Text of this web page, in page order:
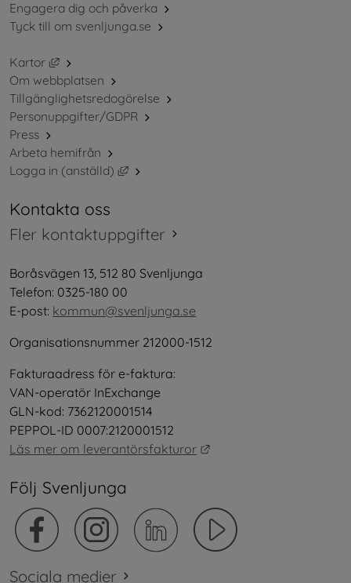
Engagera dig och påverka
Tyck till om svenljunga.se
Kartor
Länk till annan webbplats, öppnas i nytt fönster.
Om webbplatsen
Tillgänglighetsredogörelse
Personuppgifter/GDPR
Press
Arbeta hemifrån
Logga in (anställd)
Länk till annan webbplats, öppnas i nytt
Kontakta oss
Fler kontaktuppgifter
Boråsvägen 13, 512 80 Svenljunga
Telefon: 0325-180 00
E-post: kommun@svenljunga.se
Organisationsnummer 212000-1512
Fakturaadress för e-faktura:
VAN-operatör InExchange
GLN-kod: 7362120001514
PEPPOL-ID 0007:2120001512
Läs mer om leverantörsfakturor
Följ Svenljunga
Sociala medier